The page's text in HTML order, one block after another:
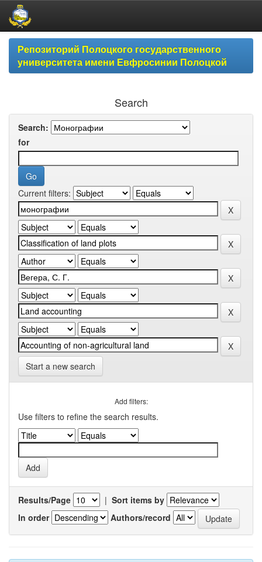
Skip
navigationРепозиторий Полоцкого государственного
университета имени Евфросинии Полоцкой
Search
Search:
for
Current filters:
Start a new search
Add filters:
Use filters to refine the search results.
Results/Page | Sort items by
In order
Authors/record